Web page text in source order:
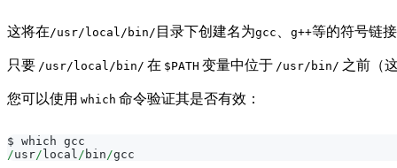
这将在/usr/local/bin/ 目录下创建名为gcc 、 g++等的符号链
只要 /usr/local/bin/ 在 $PATH 变量中位于 /usr/bin/ 之前（
您可以使用 which 命令验证其是否有效：
$ which gcc
/usr/ local/ bin/gcc